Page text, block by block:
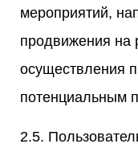
мероприятий,
продвижения на
осуществления
потенциальным
2.5.